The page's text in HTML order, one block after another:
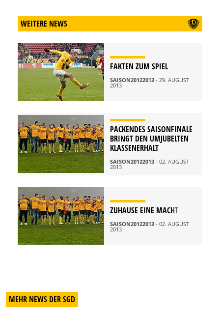
WEITERE NEWS
FAKTEN ZUM SPIEL
SAISON20122013 - 29. AUGUST
2013
PACKENDES SAISONFINALE
BRINGT DEN UMJUBELTEN
KLASSENERHALT
SAISON20122013 - 02. AUGUST
2013
ZUHAUSE EINE MACHT
SAISON20122013 - 02. AUGUST
2013
MEHR NEWS DER SGD